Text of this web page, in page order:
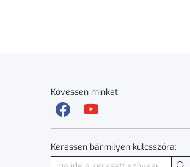
Kövessen minket:
Keressen bármilyen kulcsszóra: